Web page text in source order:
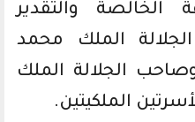
الخالصة والتقدير
الملك محمد
الجلالة الملك
الملكيتين.